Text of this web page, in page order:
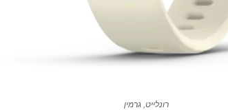
רונלייט, גרמין